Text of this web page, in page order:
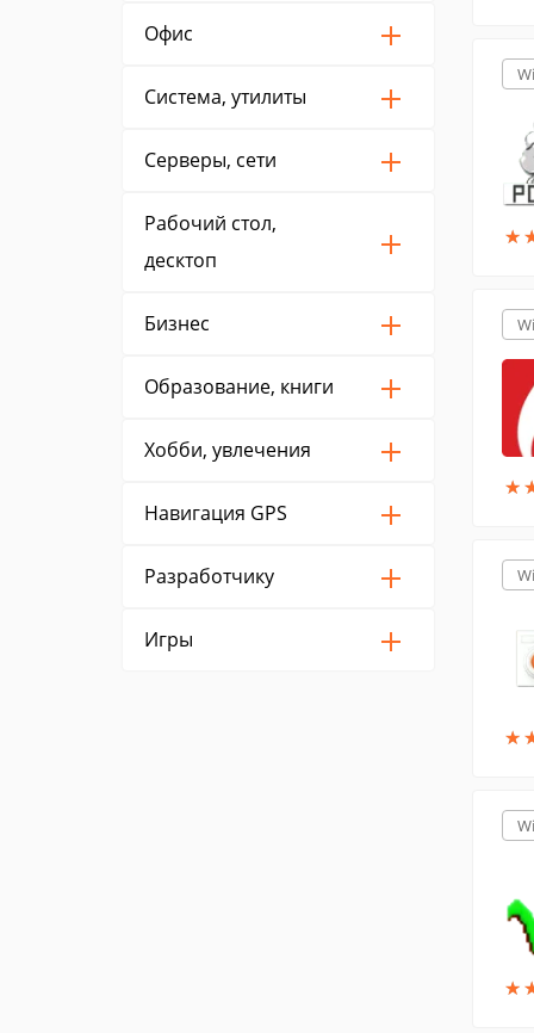
Офис
Система, утилиты
Серверы, сети
Рабочий стол,
десктоп
Бизнес
Образование, книги
Хобби, увлечения
Навигация GPS
Разработчику
Игры
★
★
★
★
★
★
★
★